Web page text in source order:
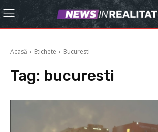
Acasă Etichete Bucuresti
Tag: bucuresti